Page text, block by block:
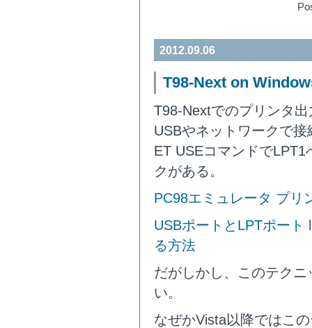
2012.09.06
T98-Next on
T98-Nextでのプリンタ
USBやネットワークで
ET USEコマンドで
クがある。
PC98エミュレータ プリ
USBポートとLPTポート
る方法
だがしかし、このテク
い。
なぜかVista以降ではこ